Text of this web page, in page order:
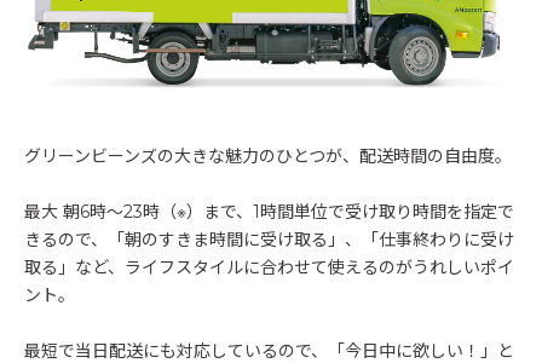
グリーンビーンズの大きな魅力のひとつが、配送時間の自由度。
最大 朝6時〜23時（※）まで、1時間単位で受け取り時間を指定で
きるので、「朝のすきま時間に受け取る」、「仕事終わりに受け
取る」など、ライフスタイルに合わせて使えるのがうれしいポイ
ント。
最短で当日配送にも対応しているので、「今日中に欲しい！」と